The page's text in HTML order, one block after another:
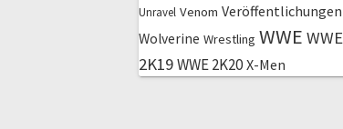
Unravel Venom Veröffentlichungen
Wolverine Wrestling WWE WWE
2K19WWE 2K20 X-Men